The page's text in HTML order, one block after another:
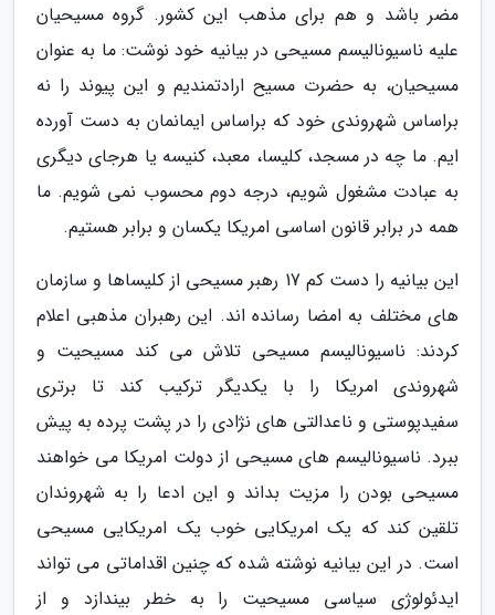
مضر باشد و هم برای مذهب این کشور. گروه مسیحیان
علیه ناسیونالیسم مسیحی در بیانیه خود نوشت: ما به عنوان
مسیحیان، به حضرت مسیح ارادتمندیم و این پیوند را نه
براساس شهروندی خود که براساس ایمانمان به دست آورده
ایم. ما چه در مسجد، کلیسا، معبد، کنیسه یا هرجای دیگری
به عبادت مشغول شویم، درجه دوم محسوب نمی شویم. ما
همه در برابر قانون اساسی امریکا یکسان و برابر هستیم.
این بیانیه را دست کم 17 رهبر مسیحی از کلیساها و سازمان
های مختلف به امضا رسانده اند. این رهبران مذهبی اعلام
کردند: ناسیونالیسم مسیحی تلاش می کند مسیحیت و
شهروندی امریکا را با یکدیگر ترکیب کند تا برتری
سفیدپوستی و ناعدالتی های نژادی را در پشت پرده به پیش
ببرد. ناسیونالیسم های مسیحی از دولت امریکا می خواهند
مسیحی بودن را مزیت بداند و این ادعا را به شهروندان
تلقین کند که یک امریکایی خوب یک امریکایی مسیحی
است. در این بیانیه نوشته شده که چنین اقداماتی می تواند
ایدئولوژی سیاسی مسیحیت را به خطر بیندازد و از